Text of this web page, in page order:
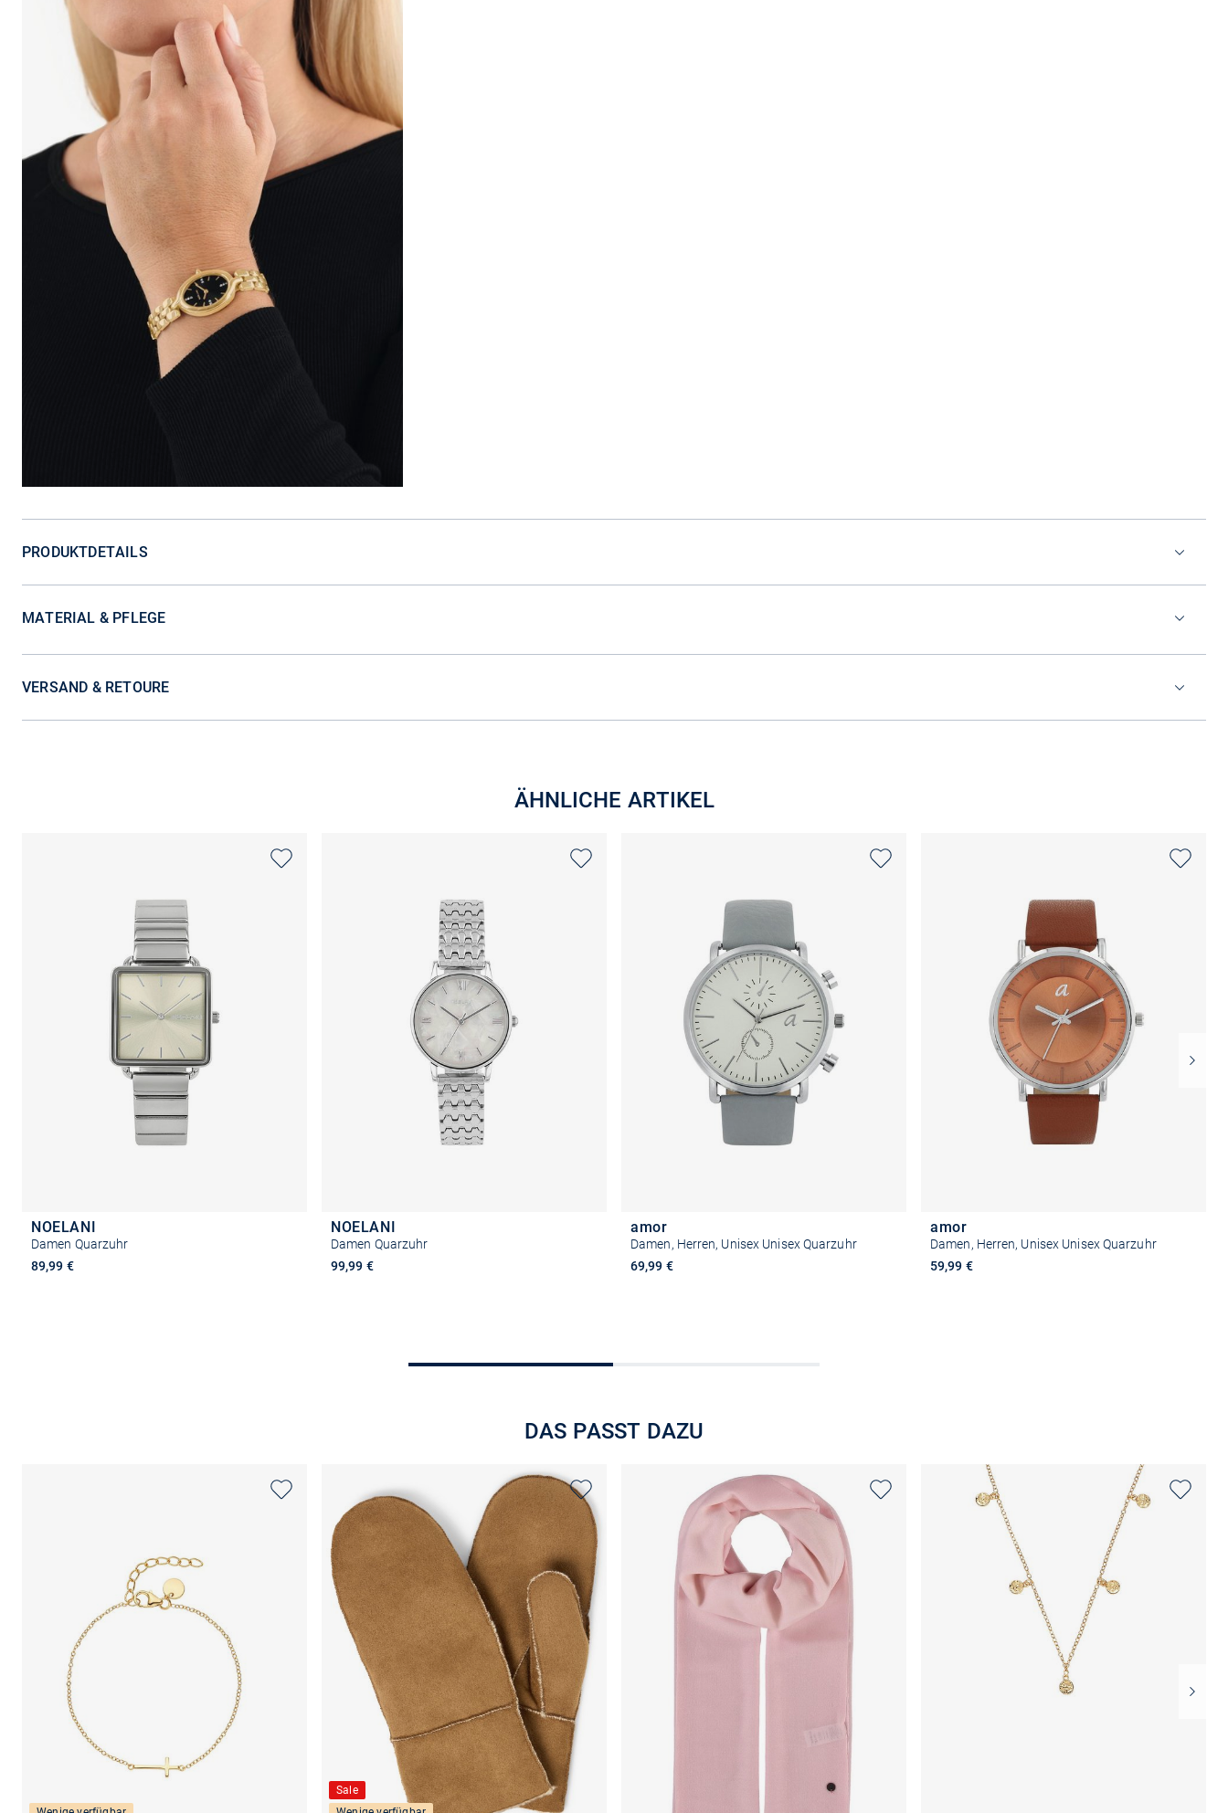
PRODUKTDETAILS
MATERIAL & PFLEGE
VERSAND & RETOURE
ÄHNLICHE ARTIKEL
NOELANI
Damen Quarzuhr
89,99 €
NOELANI
Damen Quarzuhr
99,99 €
Größe auswählen
amor
Damen, Herren, Unisex Unisex Quarzuhr
69,99 €
amor
Damen, Herren, Unisex Unisex Quarzuhr
59,99 €
DAS PASST DAZU
Sale